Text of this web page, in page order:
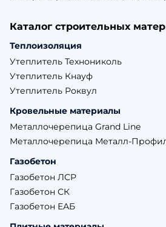
Каталог строительных
Теплоизоляция
Утеплитель Технониколь
Утеплитель Кнауф
Утеплитель Роквул
Кровельные материалы
Металлочерепица Grand Line
Металлочерепица Металл-
Газобетон
Газобетон ЛСР
Газобетон СК
Газобетон ЕАБ